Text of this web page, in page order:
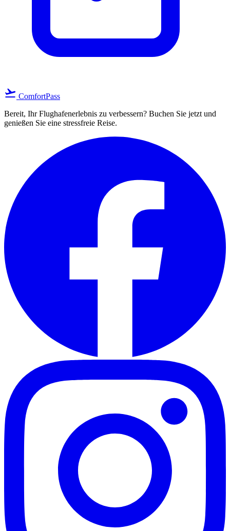
flight_takeoff ComfortPass
Bereit, Ihr Flughafenerlebnis zu verbessern? Buchen Sie jetzt und
genießen Sie eine stressfreie Reise.